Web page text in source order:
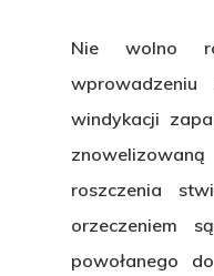
Nie wolno
windykacji
roszczenia
orzeczeniem
powołanego